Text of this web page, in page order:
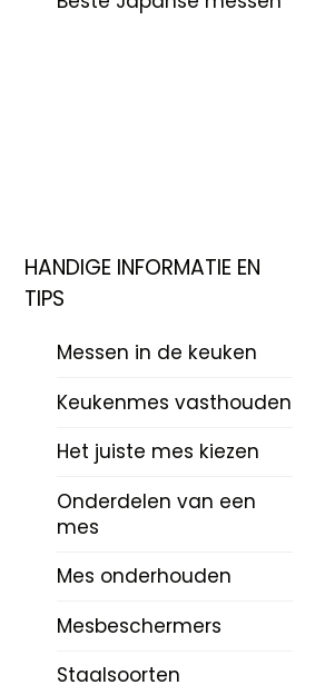
HANDIGE INFORMATIE EN
TIPS
Messen in de keuken
Keukenmes vasthouden
Het juiste mes kiezen
Onderdelen van een
mes
Mes onderhouden
Mesbeschermers
Staalsoorten